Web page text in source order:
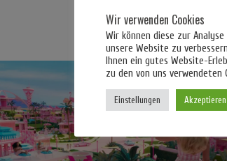
Wir verwenden Cookies
Wir können diese zur
unsere Website zu
Ihnen ein gutes Website-
zu den von uns verwendeten
Einstellungen Akzeptieren